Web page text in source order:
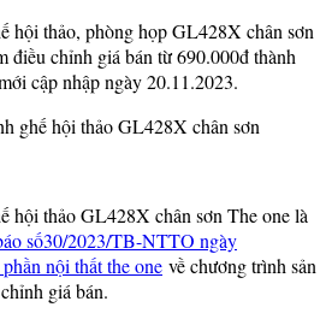
hội thảo, phòng họp GL428X chân sơn
điều chỉnh giá bán từ 690.000đ thành
cập nhập ngày 20.11.2023.
ghế hội thảo GL428X chân sơn
hội thảo GL428X chân sơn The one là
số30/2023/TB-NTTO ngày
nội thất the one về chương trình sản
giá bán.